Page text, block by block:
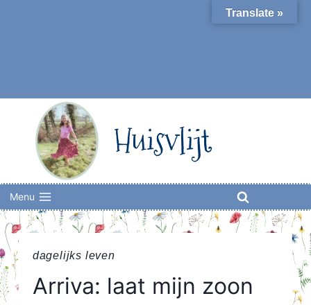
Huisvlijt
Menu
dagelijks leven
Arriva: laat mijn zoon
Translate »